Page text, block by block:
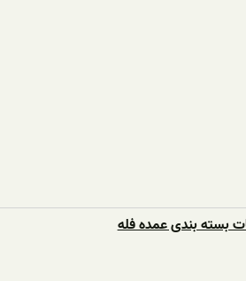
بسته بندی عمده فله